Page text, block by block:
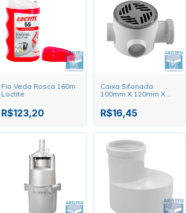
Fio Veda Rosca 160m
Loctite
R$123,20
Caixa Sifonada
100mm X 120mm X
Cromada Astra
R$16,45